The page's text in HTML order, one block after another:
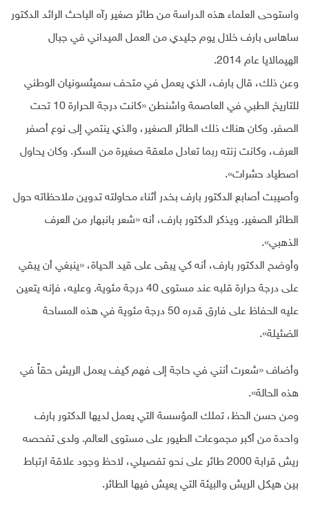
واستوحى العلماء هذه الدراسة من طائر صغير رآه الباحث الرائد الدكتور
ساهاس بارف خلال يوم جليدي من العمل الميداني في جبال
الهيمالايا عام 2014.
وعن ذلك، قال بارف، الذي يعمل في متحف سميثسونيان الوطني
للتاريخ الطبي في العاصمة واشنطن «كانت درجة الحرارة 10 تحت
الصفر. وكان هناك ذلك الطائر الصغير، والذي ينتمي إلى نوع أصفر
العرف، وكانت زنته ربما تعادل ملعقة صغيرة من السكر. وكان يحاول
اصطياد حشرات».
وأصيبت أصابع الدكتور بارف بخدر أثناء محاولته تدوين ملاحظاته حول
الطائر الصغير. ويذكر الدكتور بارف، أنه «شعر بانبهار من العرف
الذهبي».
وأوضح الدكتور بارف، أنه كي يبقى على قيد الحياة، «ينبغي أن يبقي
على درجة حرارة قلبه عند مستوى 40 درجة مئوية. وعليه، فإنه يتعين
عليه الحفاظ على فارق قدره 50 درجة مئوية في هذه المساحة
الضئيلة».
وأضاف «شعرت أنني في حاجة إلى فهم كيف يعمل الريش حقاً في
هذه الحالة».
ومن حسن الحظ، تملك المؤسسة التي يعمل لديها الدكتور بارف
واحدة من أكبر مجموعات الطيور على مستوى العالم. ولدى تفحصه
ريش قرابة 2000 طائر على نحو تفصيلي، لاحظ وجود علاقة ارتباط
بين هيكل الريش والبيئة التي يعيش فيها الطائر.